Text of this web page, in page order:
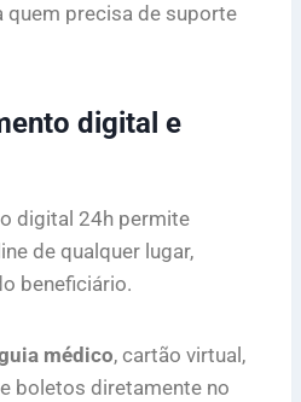
quem precisa de suporte
digital e
digital 24h permite
de qualquer lugar,
beneficiário.
médico, cartão virtual,
boletos diretamente no